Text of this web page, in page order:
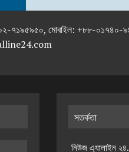
+৮৮-০২-৭১৯৫৯৫০, মোবাইল:
সতর্কতা
নিউজ এ্যালাইন